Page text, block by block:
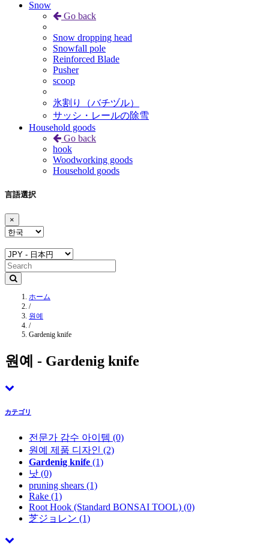
Snow
Go back
Snow dropping head
Snowfall pole
Reinforced Blade
Pusher
scoop
氷割り（バチヅル）
サッシ・レールの除雪
Household goods
Go back
hook
Woodworking goods
Household goods
言語選択
×
ホーム
/
원예
/
Gardenig knife
원예 - Gardenig knife
カテゴリ
전문가 감수 아이템 (0)
원예 제품 디자인 (2)
Gardenig knife (1)
낫 (0)
pruning shears (1)
Rake (1)
Root Hook (Standard BONSAI TOOL) (0)
芝ジョレン (1)